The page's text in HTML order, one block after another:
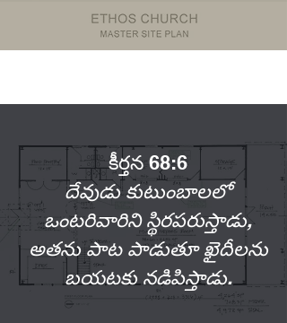
కీర్తన 68:6
దేవుడు కుటుంబాలలో
ఒంటరివారిని స్థిరపరుస్తాడు,
అతను పాట పాడుతూ ఖైదీలను
బయటకు నడిపిస్తాడు.